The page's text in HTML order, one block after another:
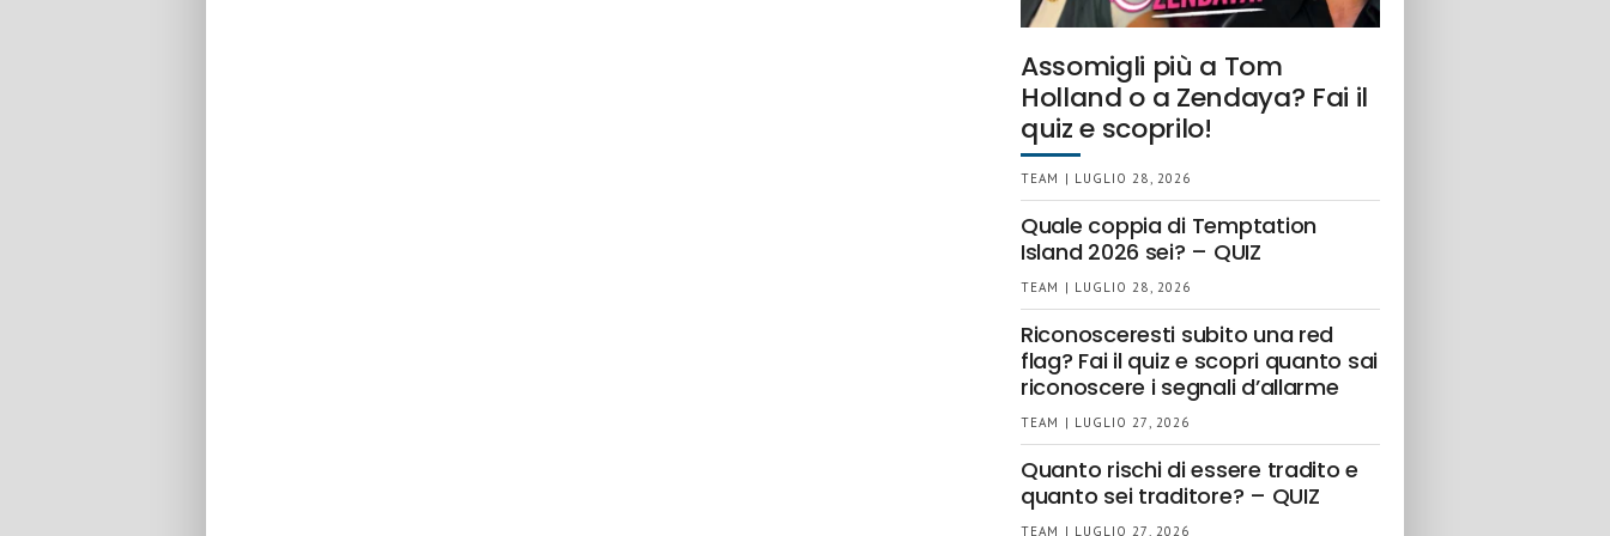
Assomigli più a Tom
Holland o a Zendaya? Fai il
quiz e scoprilo!
TEAM | LUGLIO 28, 2026
Quale coppia di Temptation
Island 2026 sei? – QUIZ
TEAM | LUGLIO 28, 2026
Riconosceresti subito una red
flag? Fai il quiz e scopri quanto sai
riconoscere i segnali d’allarme
TEAM | LUGLIO 27, 2026
Quanto rischi di essere tradito e
quanto sei traditore? – QUIZ
TEAM | LUGLIO 27, 2026